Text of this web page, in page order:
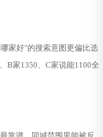
家好"的搜索意图更偏比选
B家1350、C家说能1100全